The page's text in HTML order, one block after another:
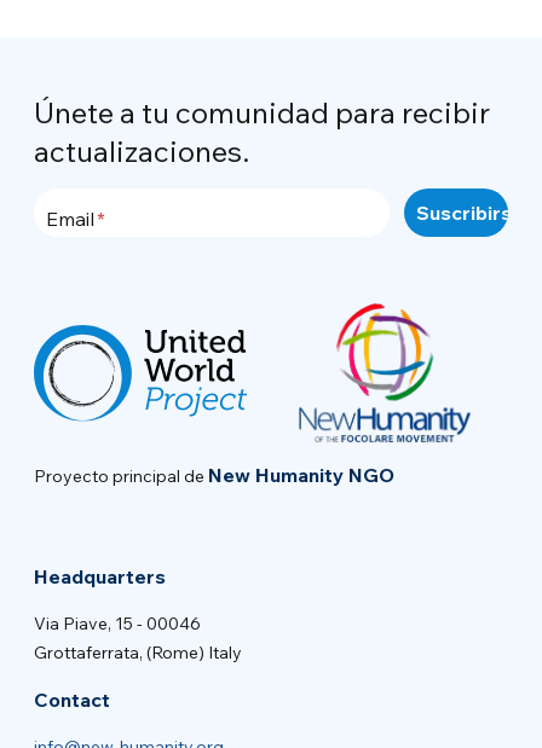
Únete a tu comunidad para recibir
actualizaciones.
Email
Proyecto principal de New Humanity NGO
Headquarters
Via Piave, 15 - 00046
Grottaferrata, (Rome) Italy
Contact